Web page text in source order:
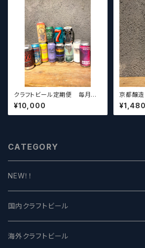
クラフトビール定期便 毎月厳
選したクラフトビールをお届けし
ます。（10本～12本）
¥10,000
京都醸
Kyoto ×
HUNDER
ーズ】
¥1,480
CATEGORY
NEW！！
国内クラフトビール
UCHU BREWING -うちゅうブルーイング
海外クラフトビール